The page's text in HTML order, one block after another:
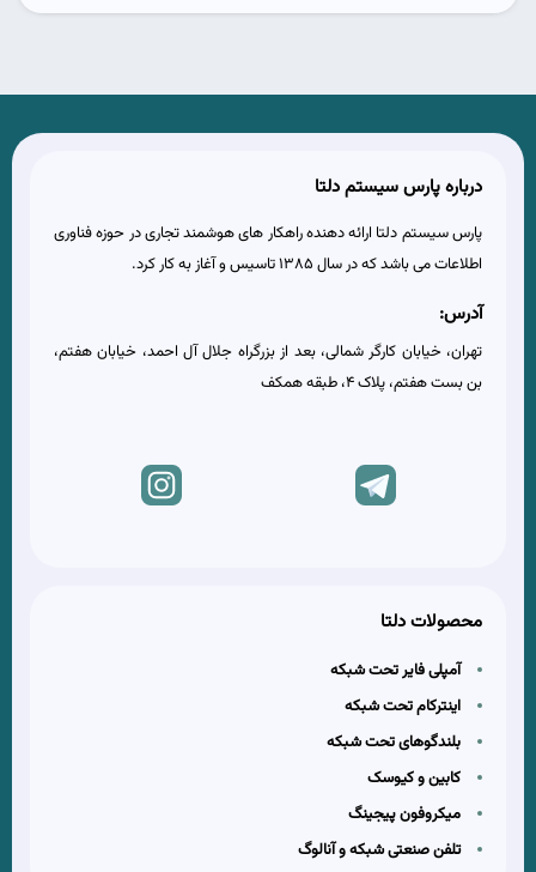
درباره پارس سیستم دلتا
پارس سیستم دلتا ارائه دهنده راهکار های هوشمند تجاری در حوزه فناوری
اطلاعات می باشد که در سال 1385 تاسیس و آغاز به کار کرد.
آدرس:
تهران، خیابان کارگر شمالی، بعد از بزرگراه جلال آل احمد، خیابان هفتم،
بن بست هفتم، پلاک 4، طبقه همکف
محصولات دلتا
آمپلی فایر تحت شبکه
اینترکام تحت شبکه
بلندگوهای تحت شبکه
کابین و کیوسک
میکروفون پیجینگ
تلفن صنعتی شبکه و آنالوگ